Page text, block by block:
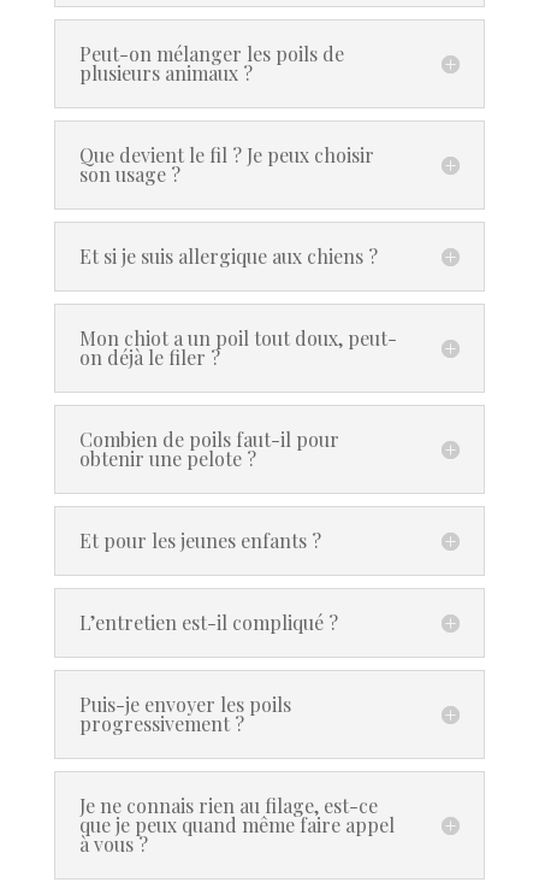
Peut-on mélanger les poils de
plusieurs animaux ?
Que devient le fil ? Je peux choisir
son usage ?
Et si je suis allergique aux chiens ?
Mon chiot a un poil tout doux, peut-
on déjà le filer ?
Combien de poils faut-il pour
obtenir une pelote ?
Et pour les jeunes enfants ?
L’entretien est-il compliqué ?
Puis-je envoyer les poils
progressivement ?
Je ne connais rien au filage, est-ce
que je peux quand même faire appel
à vous ?